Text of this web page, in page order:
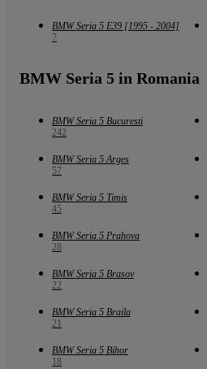
BMW Seria 5 E39 [1995 - 2004]
7
BMW Seria 5 in Romania
BMW Seria 5 Bucuresti
242
BMW Seria 5 Arges
57
BMW Seria 5 Timis
45
BMW Seria 5 Prahova
28
BMW Seria 5 Brasov
22
BMW Seria 5 Braila
21
BMW Seria 5 Bihor
18